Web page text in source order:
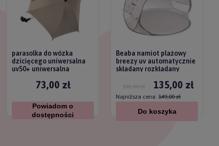
parasolka do wózka
dzicięcego uniwersalna
uv50+ uniwersalna
73,00 zł
Powiadom o
dostępności
Beaba namiot plażowy
breezy uv automatycznie
składany rozkładany
135,00 zł
165,00 zł
Najniższa cena: 149,00 zł
Do koszyka